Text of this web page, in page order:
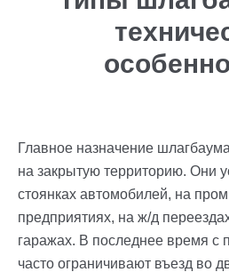
Главное назначение
на закрытую территорию. Они
стоянках автомобилей, на
предприятиях, на ж/д
гаражах. В последнее время
часто ограничивают въезд во